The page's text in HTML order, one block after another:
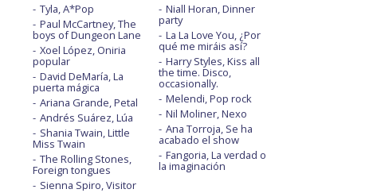
Tyla, A*Pop
Paul McCartney, The
boys of Dungeon Lane
Xoel López, Oniria
popular
David DeMaría, La
puerta mágica
Ariana Grande, Petal
Andrés Suárez, Lúa
Shania Twain, Little
Miss Twain
The Rolling Stones,
Foreign tongues
Sienna Spiro, Visitor
Niall Horan, Dinner
party
La La Love You, ¿Por
qué me miráis así?
Harry Styles, Kiss all
the time. Disco,
occasionally.
Melendi, Pop rock
Nil Moliner, Nexo
Ana Torroja, Se ha
acabado el show
Fangoria, La verdad o
la imaginación